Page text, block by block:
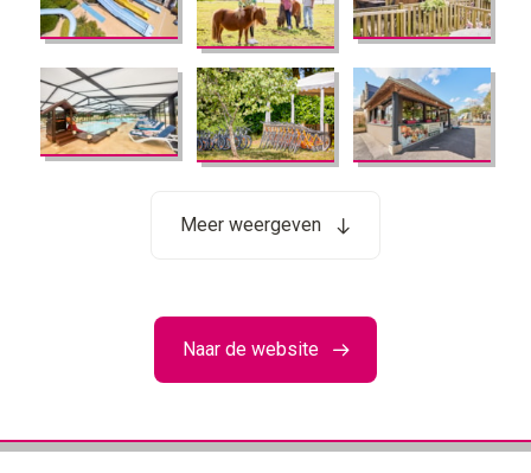
Meer weergeven
Naar de website